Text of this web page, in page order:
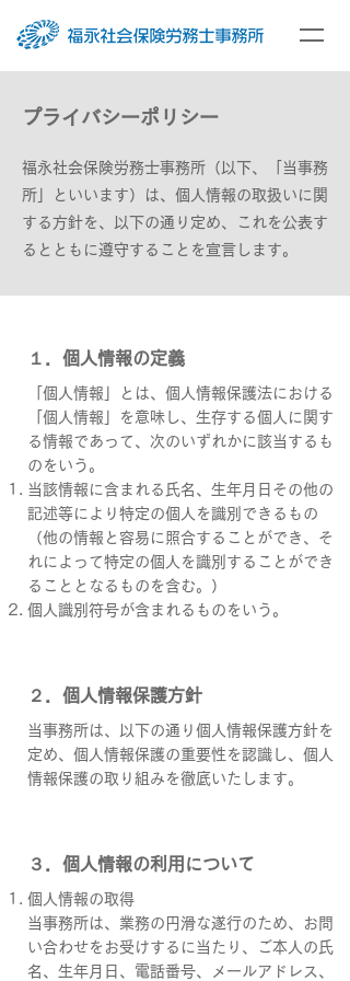
プライバシーポリシー
福永社会保険労務士事務所（以下、「当事務
所」といいます）は、個人情報の取扱いに関
する方針を、以下の通り定め、これを公表す
るとともに遵守することを宣言します。
１．個人情報の定義
「個人情報」とは、個人情報保護法における
「個人情報」を意味し、生存する個人に関す
る情報であって、次のいずれかに該当するも
のをいう。
当該情報に含まれる氏名、生年月日その他の
記述等により特定の個人を識別できるもの
（他の情報と容易に照合することができ、そ
れによって特定の個人を識別することができ
ることとなるものを含む。）
個人識別符号が含まれるものをいう。
２．個人情報保護方針
当事務所は、以下の通り個人情報保護方針を
定め、個人情報保護の重要性を認識し、個人
情報保護の取り組みを徹底いたします。
３．個人情報の利用について
個人情報の取得
当事務所は、業務の円滑な遂行のため、お問
い合わせをお受けするに当たり、ご本人の氏
名、生年月日、電話番号、メールアドレス、